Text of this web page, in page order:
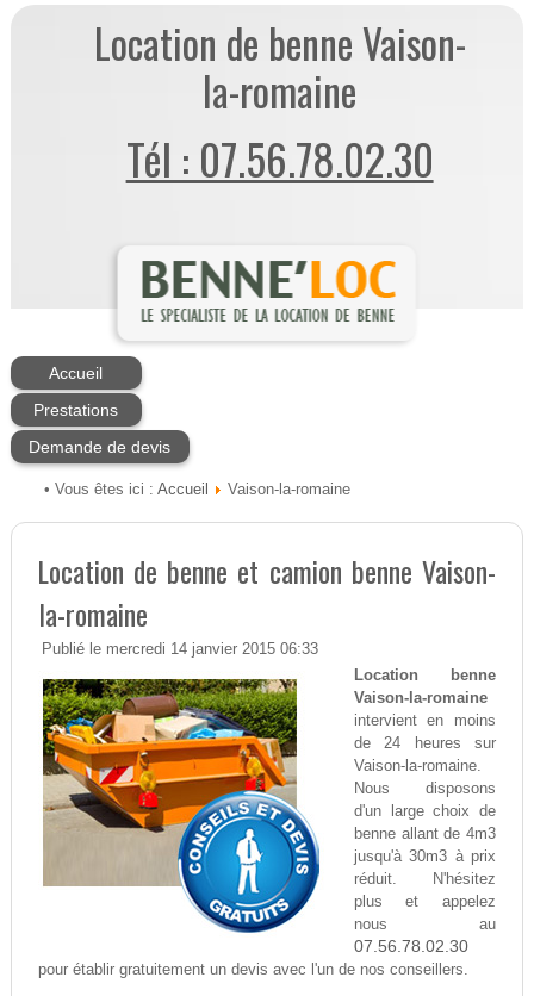
Location de benne Vaison-
la-romaine
Tél : 07.56.78.02.30
Accueil
Prestations
Demande de devis
• Vous êtes ici : Accueil Vaison-la-romaine
Location de benne et camion benne Vaison-
la-romaine
Publié le mercredi 14 janvier 2015 06:33
Location benne
Vaison-la-romaine
intervient en moins
de 24 heures sur
Vaison-la-romaine.
Nous disposons
d'un large choix de
benne allant de 4m3
jusqu'à 30m3 à prix
réduit. N'hésitez
plus et appelez
nous au
07.56.78.02.30
pour établir gratuitement un devis avec l'un de nos conseillers.